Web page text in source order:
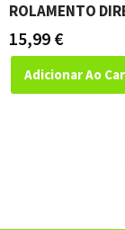
ROLAMENTO
15,99 €
Adicionar Ao